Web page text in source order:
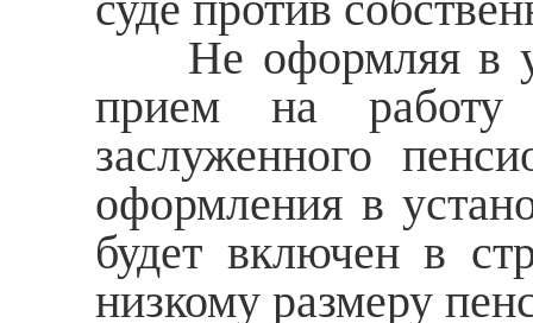
Не оформляя в
прием на работу
заслуженного
оформления в
будет включен в
низкому размеру